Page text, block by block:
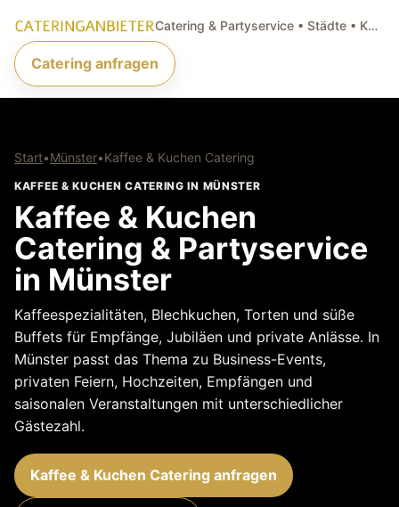
Catering & Partyservice • Städte • Küchenarten • Anfragen
Catering anfragen
Start•Münster•Kaffee & Kuchen Catering
KAFFEE & KUCHEN CATERING IN MÜNSTER
Kaffee & Kuchen
Catering & Partyservice
in Münster
Kaffeespezialitäten, Blechkuchen, Torten und süße
Buffets für Empfänge, Jubiläen und private Anlässe. In
Münster passt das Thema zu Business-Events,
privaten Feiern, Hochzeiten, Empfängen und
saisonalen Veranstaltungen mit unterschiedlicher
Gästezahl.
Kaffee & Kuchen Catering anfragen